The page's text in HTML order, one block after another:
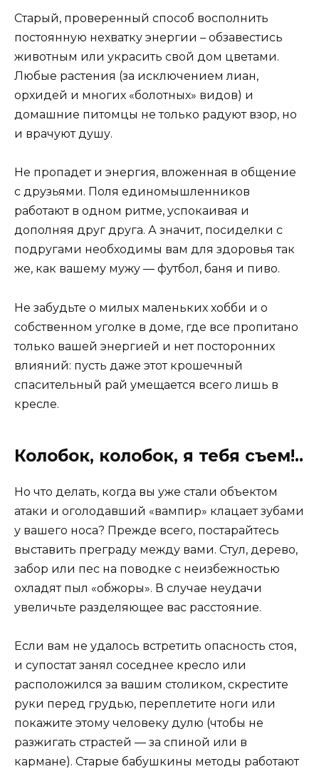
Старый, проверенный способ восполнить
постоянную нехватку энергии – обзавестись
животным или украсить свой дом цветами.
Любые растения (за исключением лиан,
орхидей и многих «болотных» видов) и
домашние питомцы не только радуют взор, но
и врачуют душу.
Не пропадет и энергия, вложенная в общение
с друзьями. Поля единомышленников
работают в одном ритме, успокаивая и
дополняя друг друга. А значит, посиделки с
подругами необходимы вам для здоровья так
же, как вашему мужу — футбол, баня и пиво.
Не забудьте о милых маленьких хобби и о
собственном уголке в доме, где все пропитано
только вашей энергией и нет посторонних
влияний: пусть даже этот крошечный
спасительный рай умещается всего лишь в
кресле.
Колобок, колобок, я тебя съем!..
Но что делать, когда вы уже стали объектом
атаки и оголодавший «вампир» клацает зубами
у вашего носа? Прежде всего, постарайтесь
выставить преграду между вами. Стул, дерево,
забор или пес на поводке с неизбежностью
охладят пыл «обжоры». В случае неудачи
увеличьте разделяющее вас расстояние.
Если вам не удалось встретить опасность стоя,
и супостат занял соседнее кресло или
расположился за вашим столиком, скрестите
руки перед грудью, переплетите ноги или
покажите этому человеку дулю (чтобы не
разжигать страстей — за спиной или в
кармане). Старые бабушкины методы работают